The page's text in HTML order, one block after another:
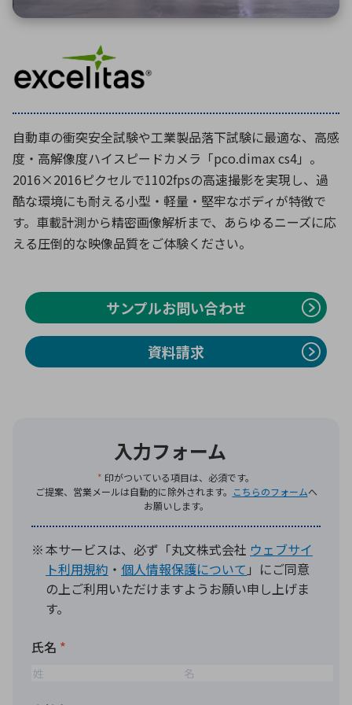
環境構築・開発システム
半導体・電子部品小ロット
自動車の衝突安全試験や工業製品落下試験に最適な、高感
度・高解像度ハイスピードカメラ「pco.dimax cs4」。
2016×2016ピクセルで1102fpsの高速撮影を実現し、過
酷な環境にも耐える小型・軽量・堅牢なボディが特徴で
す。車載計測から精密画像解析まで、あらゆるニーズに応
える圧倒的な映像品質をご体験ください。
サンプルお問い合わせ
資料請求